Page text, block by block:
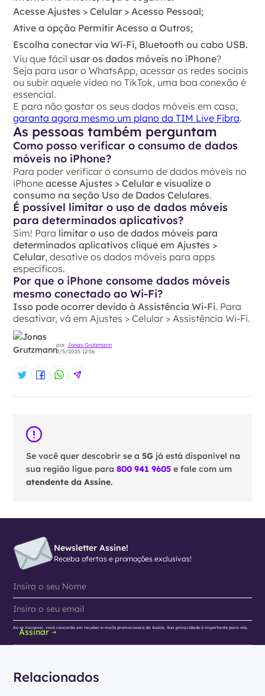
Acesse Ajustes > Celular > Acesso Pessoal;
Ative a opção Permitir Acesso a Outros;
Escolha conectar via Wi-Fi, Bluetooth ou cabo USB.
Viu que fácil usar os dados móveis no iPhone?
Seja para usar o WhatsApp, acessar as redes sociais
ou subir aquele vídeo no TikTok, uma boa conexão é
essencial.
E para não gastar os seus dados móveis em casa,
garanta agora mesmo um plano da TIM Live Fibra.
As pessoas também perguntam
Como posso verificar o consumo de dados
móveis no iPhone?
Para poder verificar o consumo de dados móveis no
iPhoneacesse Ajustes > Celular e visualize o
consumo na seção Uso de Dados Celulares.
É possível limitar o uso de dados móveis
para determinados aplicativos?
Sim! Para limitar o uso de dados móveis para
determinados aplicativos clique em Ajustes >
Celular, desative os dados móveis para apps
específicos.
Por que o iPhone consome dados móveis
mesmo conectado ao Wi-Fi?
Isso pode ocorrer devido à Assistência Wi-Fi. Para
desativar, vá em Ajustes > Celular > Assistência Wi-Fi.
por Jonas Grutzmann
2/5/2025 12:56
Se você quer descobrir se a5G já está disponível na
sua região ligue para800 941 9605 e fale com um
atendente da Assine.
Newsletter Assine!
Receba ofertas e promoções exclusivas!
Assinar
Ao se inscrever, você concorda em receber e-mails promocionais da Assine. Sua privacidade é importante para nós.
Relacionados